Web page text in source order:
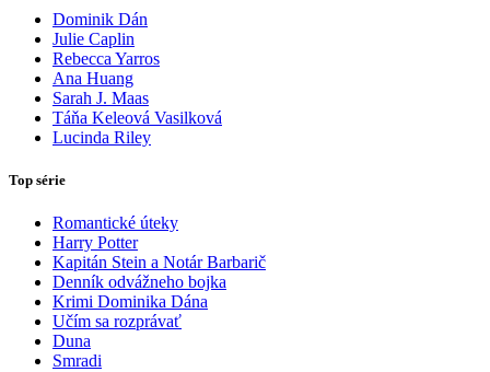
Dominik Dán
Julie Caplin
Rebecca Yarros
Ana Huang
Sarah J. Maas
Táňa Keleová Vasilková
Lucinda Riley
Top série
Romantické úteky
Harry Potter
Kapitán Stein a Notár Barbarič
Denník odvážneho bojka
Krimi Dominika Dána
Učím sa rozprávať
Duna
Smradi